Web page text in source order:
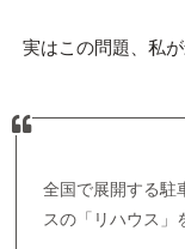
実はこの問題、私
全国で展開する駐
スの「リハウス」